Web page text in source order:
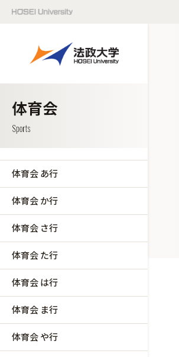
体育会 あ行
体育会 か行
体育会 さ行
体育会 た行
体育会 は行
体育会 ま行
体育会 や行